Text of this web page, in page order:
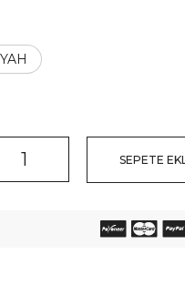
SEPETE